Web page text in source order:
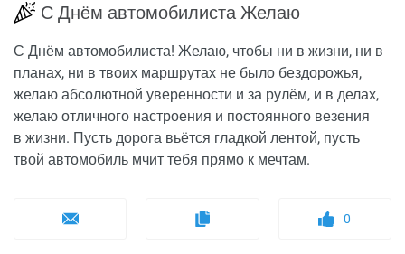
С Днём автомобилиста Желаю
С Днём автомобилиста! Желаю, чтобы ни в жизни, ни в
планах, ни в твоих маршрутах не было бездорожья,
желаю абсолютной уверенности и за рулём, и в делах,
желаю отличного настроения и постоянного везения
в жизни. Пусть дорога вьётся гладкой лентой, пусть
твой автомобиль мчит тебя прямо к мечтам.
0